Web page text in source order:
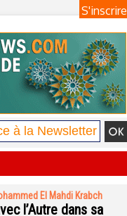
S'inscrire
El Mahdi Krabch
l’Autre dans sa